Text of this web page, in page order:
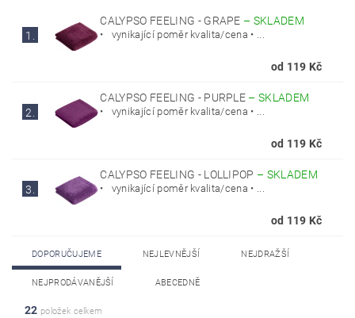
1.
CALYPSO FEELING - GRAPE – SKLADEM
• vynikající poměr kvalita/cena • ...
od 119 Kč
2.
CALYPSO FEELING - PURPLE –SKLADEM
• vynikající poměr kvalita/cena • ...
od 119 Kč
3.
CALYPSO FEELING - LOLLIPOP – SKLADEM
• vynikající poměr kvalita/cena • ...
od 119 Kč
DOPORUČUJEME NEJLEVNĚJŠÍ NEJDRAŽŠÍ
NEJPRODÁVANĚJŠÍ ABECEDNĚ
22 položek celkem